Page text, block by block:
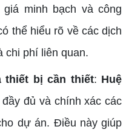
minh bạch và công
thể hiểu rõ về các dịch
chi phí liên quan.
thiết bị cần thiết: Huệ
đủ và chính xác các
dự án. Điều này giúp